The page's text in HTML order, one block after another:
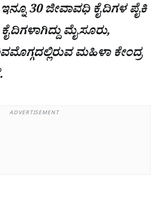
30 ಜೀವಾವಧಿ ಕೈದಿಗಳ ಪೈಕಿ
ಮೈಸೂರು,
ಮಹಿಳಾ ಕೇಂದ್ರ
ADVERTISEMENT